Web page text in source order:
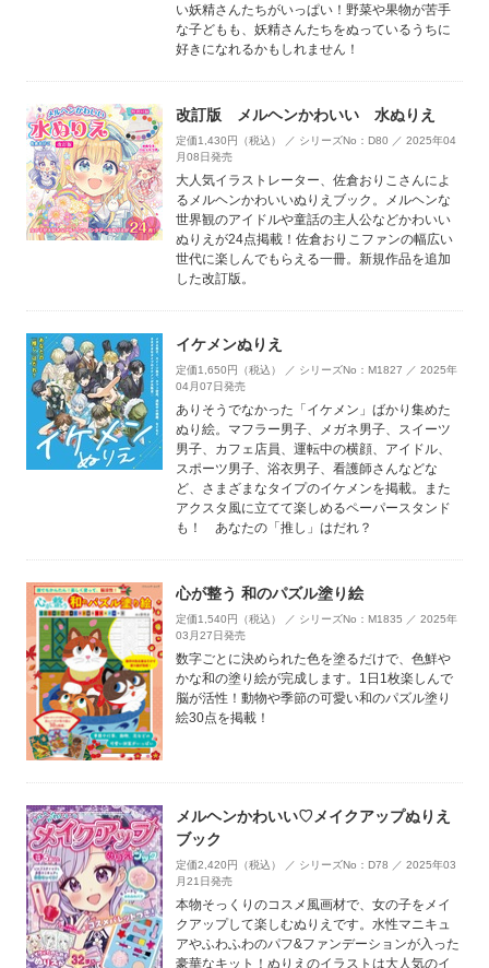
い妖精さんたちがいっぱい！野菜や果物が苦手
な子どもも、妖精さんたちをぬっているうちに
好きになれるかもしれません！
改訂版 メルヘンかわいい 水ぬりえ
定価1,430円（税込） ／ シリーズNo：D80 ／ 2025年04
月08日発売
大人気イラストレーター、佐倉おりこさんによ
るメルヘンかわいいぬりえブック。メルヘンな
世界観のアイドルや童話の主人公などかわいい
ぬりえが24点掲載！佐倉おりこファンの幅広い
世代に楽しんでもらえる一冊。新規作品を追加
した改訂版。
イケメンぬりえ
定価1,650円（税込） ／ シリーズNo：M1827 ／ 2025年
04月07日発売
ありそうでなかった「イケメン」ばかり集めた
ぬり絵。マフラー男子、メガネ男子、スイーツ
男子、カフェ店員、運転中の横顔、アイドル、
スポーツ男子、浴衣男子、看護師さんなどな
ど、さまざまなタイプのイケメンを掲載。また
アクスタ風に立てて楽しめるペーパースタンド
も！ あなたの「推し」はだれ？
心が整う 和のパズル塗り絵
定価1,540円（税込） ／ シリーズNo：M1835 ／ 2025年
03月27日発売
数字ごとに決められた色を塗るだけで、色鮮や
かな和の塗り絵が完成します。1日1枚楽しんで
脳が活性！動物や季節の可愛い和のパズル塗り
絵30点を掲載！
メルヘンかわいい♡メイクアップぬりえ
ブック
定価2,420円（税込） ／ シリーズNo：D78 ／ 2025年03
月21日発売
本物そっくりのコスメ風画材で、女の子をメイ
クアップして楽しむぬりえです。水性マニキュ
アやふわふわのパフ&ファンデーションが入った
豪華なキット！ぬりえのイラストは大人気のイ